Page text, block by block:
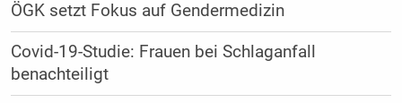
ÖGK setzt Fokus auf Gendermedizin
Covid-19-Studie: Frauen bei Schlaganfall
benachteiligt